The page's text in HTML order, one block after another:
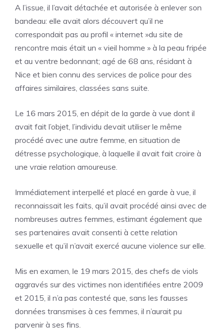
A l’issue, il l’avait détachée et autorisée à enlever son
bandeau: elle avait alors découvert qu’il ne
correspondait pas au profil « internet »du site de
rencontre mais était un « vieil homme » à la peau fripée
et au ventre bedonnant; agé de 68 ans, résidant à
Nice et bien connu des services de police pour des
affaires similaires, classées sans suite.
Le 16 mars 2015, en dépit de la garde à vue dont il
avait fait l’objet, l’individu devait utiliser le même
procédé avec une autre femme, en situation de
détresse psychologique, à laquelle il avait fait croire à
une vraie relation amoureuse.
Immédiatement interpellé et placé en garde à vue, il
reconnaissait les faits, qu’il avait procédé ainsi avec de
nombreuses autres femmes, estimant également que
ses partenaires avait consenti à cette relation
sexuelle et qu’il n’avait exercé aucune violence sur elle.
Mis en examen, le 19 mars 2015, des chefs de viols
aggravés sur des victimes non identifiées entre 2009
et 2015, il n’a pas contesté que, sans les fausses
données transmises à ces femmes, il n’aurait pu
parvenir à ses fins.